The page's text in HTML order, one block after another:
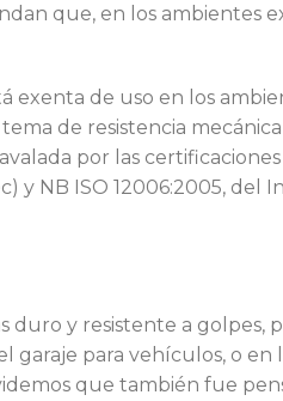
que, en los ambientes
exenta de uso en los
de resistencia
por las
y NB ISO 12006:2005, del
y resistente a golpes,
garaje para vehículos, o
que también fue